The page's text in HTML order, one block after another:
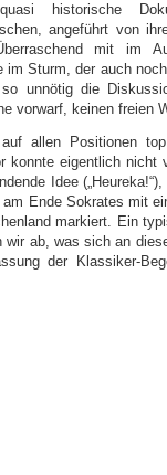
historische
angeführt von
mit im
im Sturm, der auch
unnötig die
vorwarf, keinen freien
auf allen Positionen
konnte eigentlich nicht
Idee
Ende Sokrates mit
markiert. Ein
wir ab, was sich an
der Klassiker-